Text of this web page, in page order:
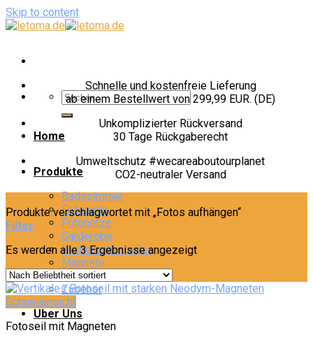
Skip to content
Home
Produkte
Badezimmer
Fotoseile
Fotonetze
Garderobe
Küchenrollenhalter
Magnete
Möbelgriffe
Zubehör
Über Uns
Schnelle und kostenfreie Lieferung
ab einem Bestellwert von 299,99 EUR. (DE)
Unkomplizierter Rückversand
30 Tage Rückgaberecht
Umweltschutz #wecareaboutourplanet
CO2-neutraler Versand
Produkte verschlagwortet mit „Fotos aufhängen“
Filter
Es werden alle 3 Ergebnisse angezeigt
Schnellansicht
Fotoseil mit Magneten